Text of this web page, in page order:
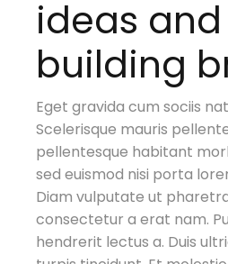
ideas and
building
Eget gravida cum sociis
Scelerisque mauris
pellentesque habitant
sed euismod nisi porta
Diam vulputate ut
consectetur a erat nam.
hendrerit lectus a. Duis